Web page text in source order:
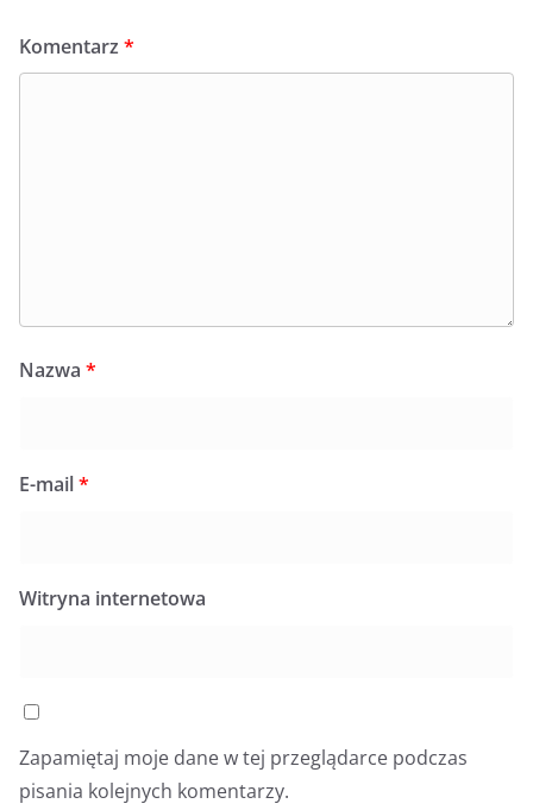
Komentarz *
Nazwa *
E-mail*
Witryna internetowa
Zapamiętaj moje dane w tej przeglądarce podczas
pisania kolejnych komentarzy.